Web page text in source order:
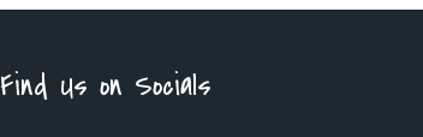
Find Us on Socials